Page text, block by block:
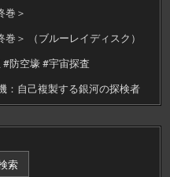
巻＞
＞ （ブルーレイディスク）
#防空壕 #宇宙探査
：自己複製する銀河の探検者
索